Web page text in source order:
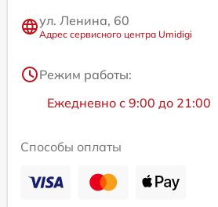
ул. Ленина, 60
Адрес сервисного центра Umidigi
Режим работы:
Ежедневно с 9:00 до 21:00
Способы оплаты